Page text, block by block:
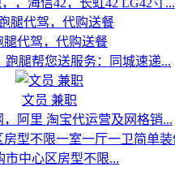
腿代驾，代购送餐
跑腿帮您送服务：同城速递...
文员 兼职
，阿里 淘宝代运营及网格销...
市中心区房型不限...